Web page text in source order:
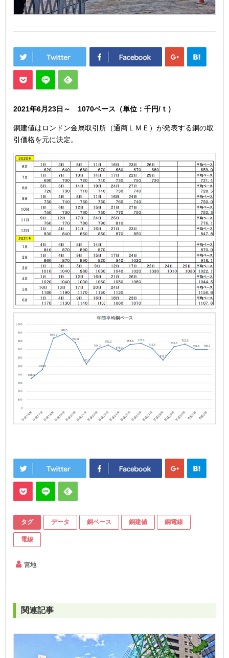
2021年6月23日 ～ 1070ベース（単位：千円/ｔ）
銅建値はロンドン金属取引所（通商ＬＭＥ）が発表する銅の取
引価格を元に決定。
タグ データ 銅ベース 銅建値 銅電線
電線
宮地
関連記事